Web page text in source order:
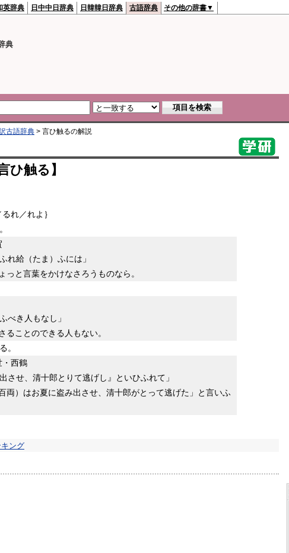
英辞典 日中中日辞典 日韓韓日辞典 古語辞典 その他の辞書▼
典
古語辞典 > 言ひ触るの解説
ひ触る】
れ／れよ｝
れ給（たま）ふには」
っと言葉をかけなさろうものなら。
べき人もなし」
ることのできる人もない。
。
西鶴
させ、清十郎とりて逃げし』といひふれて」
両）はお夏に盗み出させ、清十郎がとって逃げた」と言いふ
ング